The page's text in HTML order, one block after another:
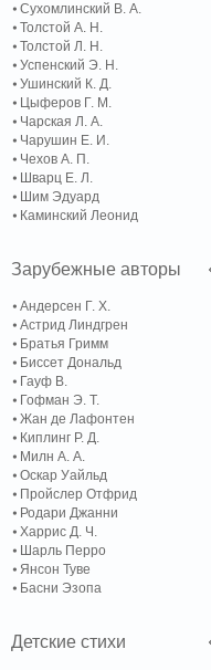
Сухомлинский В. А.
Толстой А. Н.
Толстой Л. Н.
Успенский Э. Н.
Ушинский К. Д.
Цыферов Г. М.
Чарская Л. А.
Чарушин Е. И.
Чехов А. П.
Шварц Е. Л.
Шим Эдуард
Каминский Леонид
Зарубежные авторы
Андерсен Г. Х.
Астрид Линдгрен
Братья Гримм
Биссет Дональд
Гауф В.
Гофман Э. Т.
Жан де Лафонтен
Киплинг Р. Д.
Милн А. А.
Оскар Уайльд
Пройслер Отфрид
Родари Джанни
Харрис Д. Ч.
Шарль Перро
Янсон Туве
Басни Эзопа
Детские стихи